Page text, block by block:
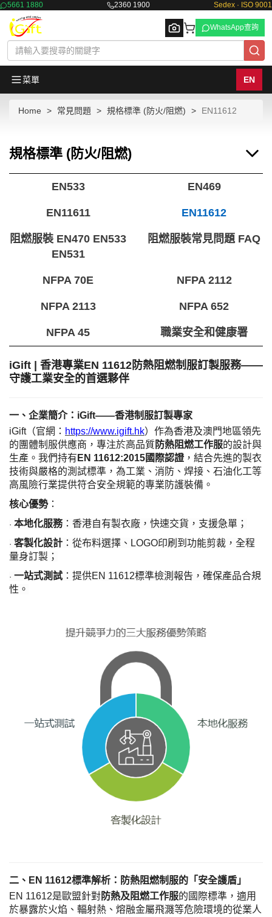
5661 1880 2360 1900 Sedex · ISO 9001
Browse
WhatsApp查詢
菜單 EN
Home 常見問題 規格標準 (防火/阻燃) EN11612
規格標準 (防火/阻燃)
EN533 EN469
EN11611 EN11612
阻燃服裝 EN470 EN533
EN531
阻燃服裝常見問題 FAQ
NFPA 70E NFPA 2112
NFPA 2113 NFPA 652
NFPA 45 職業安全和健康署
iGift | 香港專業EN 11612防熱阻燃制服訂製服務——
守護工業安全的首選夥伴
一、企業簡介： iGift——香港制服訂製專家
iGift（官網： https://www.igift.hk）作為香港及澳門地區領先
的團體制服供應商，專注於高品質防熱阻燃工作服的設計與
生產。我們持有 EN 11612:2015國際認證 ，結合先進的製衣
技術與嚴格的測試標準，為工業、消防、焊接、石油化工等
高風險行業提供符合安全規範的專業防護裝備。
核心優勢：
· 本地化服務 ：香港自有製衣廠，快速交貨，支援急單；
· 客製化設計 ：從布料選擇、 LOGO印刷到功能剪裁，全程
量身訂製；
· 一站式測試 ：提供EN 11612標準檢測報告，確保產品合規
性。
二、 EN 11612標準解析：防熱阻燃制服的「安全護盾」
EN 11612是歐盟針對防熱及阻燃工作服的國際標準，適用
於暴露於火焰、輻射熱、熔融金屬飛濺等危險環境的從業人